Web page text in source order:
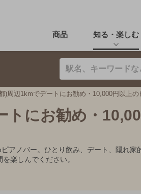
商品 知る・楽しむ
)周辺1kmでデートにお勧め・10,000円以上の
トにお勧め・
アノバー。ひとり飲み、デート、隠れ
楽しんでください。